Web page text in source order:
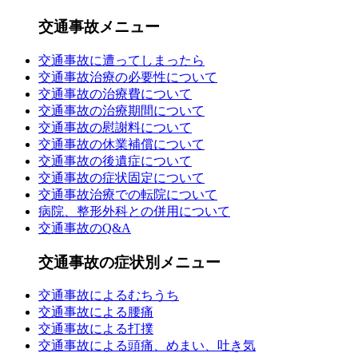
交通事故メニュー
交通事故に遭ってしまったら
交通事故治療の必要性について
交通事故の治療費について
交通事故の治療期間について
交通事故の慰謝料について
交通事故の休業補償について
交通事故の後遺症について
交通事故の症状固定について
交通事故治療での転院について
病院、整形外科との併用について
交通事故のQ&A
交通事故の症状別メニュー
交通事故によるむちうち
交通事故による腰痛
交通事故による打撲
交通事故による頭痛、めまい、吐き気